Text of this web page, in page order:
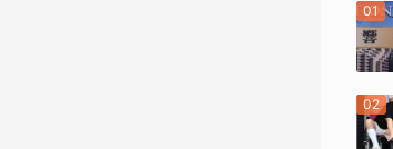
01
02